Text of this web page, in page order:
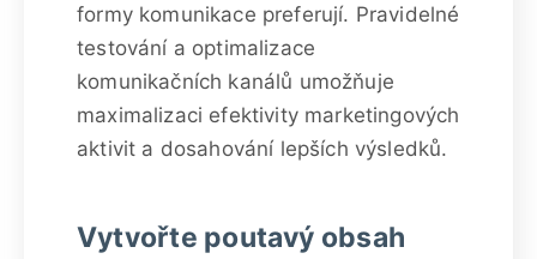
formy komunikace preferují. Pravidelné
testování a optimalizace
komunikačních kanálů umožňuje
maximalizaci efektivity marketingových
aktivit a dosahování lepších výsledků.
Vytvořte poutavý obsah